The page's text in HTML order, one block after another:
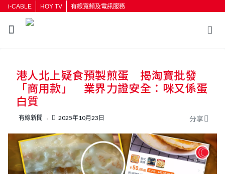
i-CABLE HOY TV 有線寬頻及電訊服務
按輸入鍵開始搜尋
港人北上疑食預製煎蛋 揭淘寶批發
「商用款」 業界力證安全：咪又係蛋
白質
有線新聞 2025年10月23日 分享